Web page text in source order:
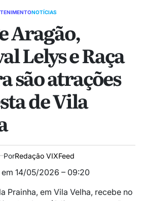
NOTÍCIAS
Aragão,
Lelys e Raça
são atrações
de Vila
PorRedação VIXFeed
14/05/2026 – 09:20
Prainha, em Vila Velha, recebe no